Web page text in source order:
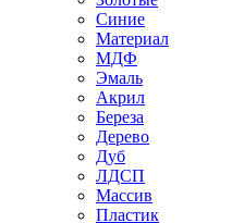
Синие
Материал
МДФ
Эмаль
Акрил
Береза
Дерево
Дуб
ЛДСП
Массив
Пластик